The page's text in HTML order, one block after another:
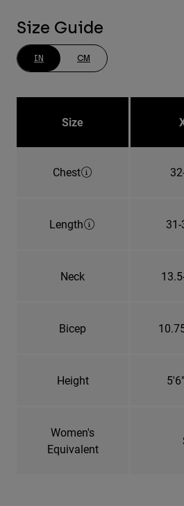
Size Guide
IN CM
Size
Chest
Length
Neck
Bicep
Height
Women's
Equivalent